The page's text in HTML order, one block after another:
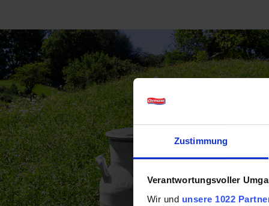
Zustimmung
Verantwortungsvoller
Wir und unsere 1022